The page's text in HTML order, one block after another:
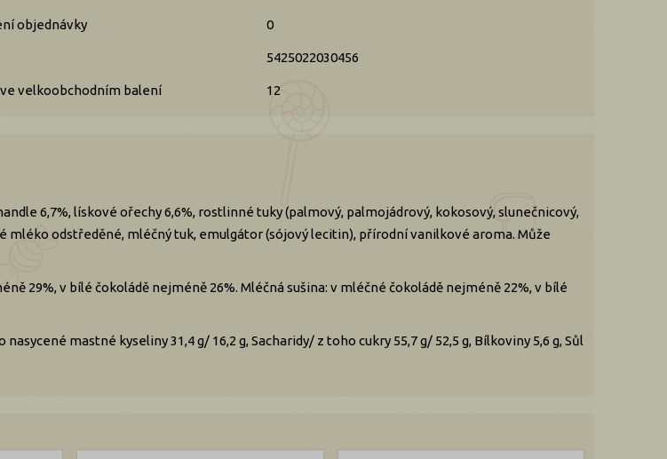
objednávky 0
5425022030456
velkoobchodním balení 12
6,7%, lískové ořechy 6,6%, rostlinné tuky (palmový, palmojádrový, kokosový, slunečnicový,
mléko odstředěné, mléčný tuk, emulgátor (sójový lecitin), přírodní vanilkové aroma. Může
29%, v bílé čokoládě nejméně 26%. Mléčná sušina: v mléčné čokoládě nejméně 22%, v bílé
mastné kyseliny 31,4 g/ 16,2 g, Sacharidy/ z toho cukry 55,7 g/ 52,5 g, Bílkoviny 5,6 g, Sůl